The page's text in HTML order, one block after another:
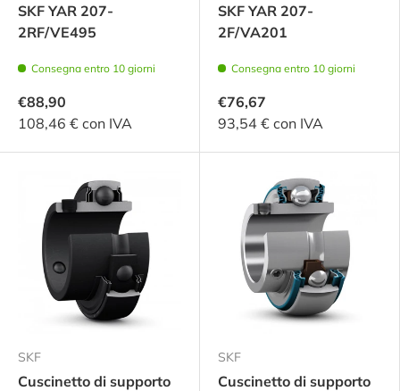
SKF YAR 207-
2RF/VE495
Consegna entro 10 giorni
€88,90
108,46 € con IVA
SKF YAR 207-
2F/VA201
Consegna entro 10 giorni
€76,67
93,54 € con IVA
SKF
Cuscinetto di supporto
SKF
Cuscinetto di supporto